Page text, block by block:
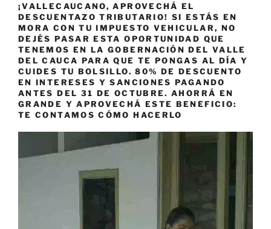
¡VALLECAUCANO, APROVECHÁ EL
DESCUENTAZO TRIBUTARIO! SI ESTÁS EN
MORA CON TU IMPUESTO VEHICULAR, NO
DEJÉS PASAR ESTA OPORTUNIDAD QUE
TENEMOS EN LA GOBERNACIÓN DEL VALLE
DEL CAUCA PARA QUE TE PONGAS AL DÍA Y
CUIDES TU BOLSILLO. 80% DE DESCUENTO
EN INTERESES Y SANCIONES PAGANDO
ANTES DEL 31 DE OCTUBRE. AHORRÁ EN
GRANDE Y APROVECHÁ ESTE BENEFICIO:
TE CONTAMOS CÓMO HACERLO